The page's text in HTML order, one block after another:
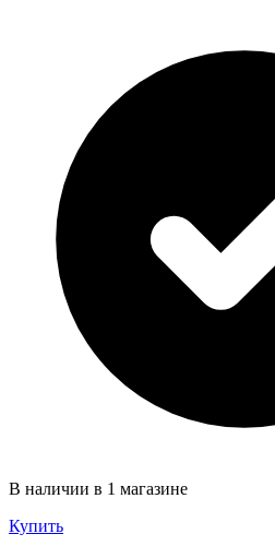
В наличии в 1 магазине
Купить